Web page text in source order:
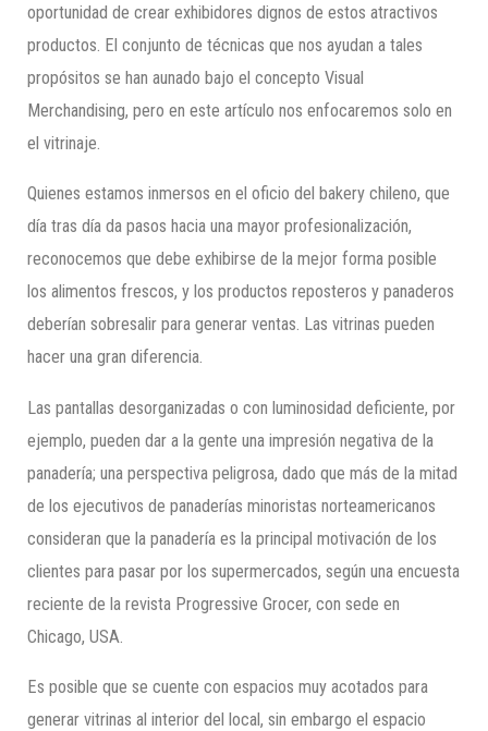
oportunidad de crear exhibidores dignos de estos atractivos
productos. El conjunto de técnicas que nos ayudan a tales
propósitos se han aunado bajo el concepto Visual
Merchandising, pero en este artículo nos enfocaremos solo en
el vitrinaje.
Quienes estamos inmersos en el oficio del bakery chileno, que
día tras día da pasos hacia una mayor profesionalización,
reconocemos que debe exhibirse de la mejor forma posible
los alimentos frescos, y los productos reposteros y panaderos
deberían sobresalir para generar ventas. Las vitrinas pueden
hacer una gran diferencia.
Las pantallas desorganizadas o con luminosidad deficiente, por
ejemplo, pueden dar a la gente una impresión negativa de la
panadería; una perspectiva peligrosa, dado que más de la mitad
de los ejecutivos de panaderías minoristas norteamericanos
consideran que la panadería es la principal motivación de los
clientes para pasar por los supermercados, según una encuesta
reciente de la revista Progressive Grocer, con sede en
Chicago, USA.
Es posible que se cuente con espacios muy acotados para
generar vitrinas al interior del local, sin embargo el espacio